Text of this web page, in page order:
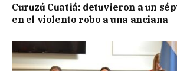
Curuzú Cuatiá: detuvieron a un
en el violento robo a una anciana